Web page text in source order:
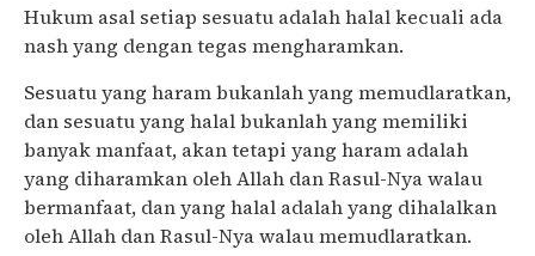
Hukum asal setiap sesuatu adalah halal kecuali ada
nash yang dengan tegas mengharamkan.
Sesuatu yang haram bukanlah yang memudlaratkan,
dan sesuatu yang halal bukanlah yang memiliki
banyak manfaat, akan tetapi yang haram adalah
yang diharamkan oleh Allah dan Rasul-Nya walau
bermanfaat, dan yang halal adalah yang dihalalkan
oleh Allah dan Rasul-Nya walau memudlaratkan.